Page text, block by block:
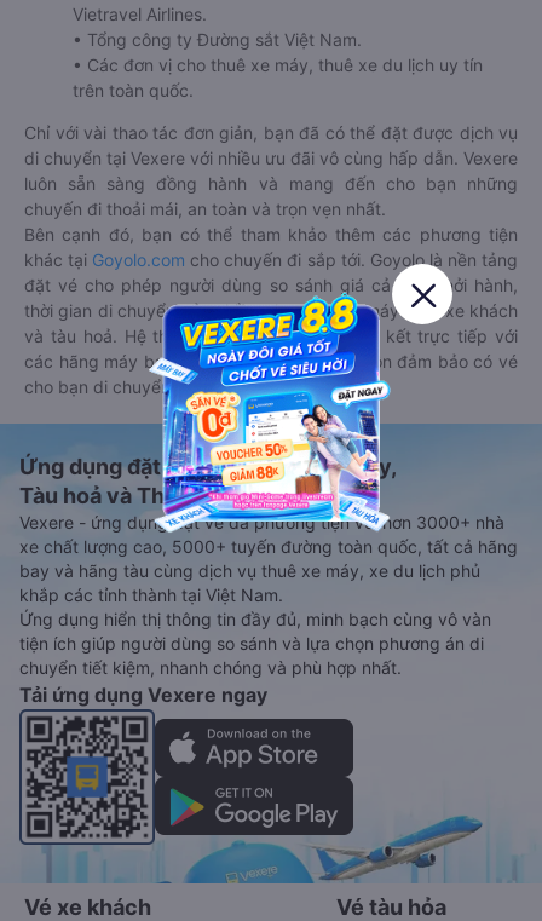
Vietravel Airlines.
• Tổng công ty Đường sắt Việt Nam.
• Các đơn vị cho thuê xe máy, thuê xe du lịch uy tín
trên toàn quốc.
Chỉ với vài thao tác đơn giản, bạn đã có thể đặt được dịch vụ
di chuyển tại Vexere với nhiều ưu đãi vô cùng hấp dẫn. Vexere
luôn sẵn sàng đồng hành và mang đến cho bạn những
chuyến đi thoải mái, an toàn và trọn vẹn nhất.
Bên cạnh đó, bạn có thể tham khảo thêm các phương tiện
khác tại Goyolo.com cho chuyến đi sắp tới. Goyolo là nền tảng
đặt vé cho phép người dùng so sánh giá cả, giờ khởi hành,
thời gian di chuyển của nhiều phương tiện máy bay, xe khách
và tàu hoả. Hệ thống của Goyolo được liên kết trực tiếp với
các hãng máy bay, xe khách và tàu hoả, luôn đảm bảo có vé
cho bạn di chuyển.
Ứng dụng đặt vé Xe khách, Máy bay,
Tàu hoả và Thuê xe
Vexere - ứng dụng đặt vé đa phương tiện với hơn 3000+ nhà
xe chất lượng cao, 5000+ tuyến đường toàn quốc, tất cả hãng
bay và hãng tàu cùng dịch vụ thuê xe máy, xe du lịch phủ
khắp các tỉnh thành tại Việt Nam.
Ứng dụng hiển thị thông tin đầy đủ, minh bạch cùng vô vàn
tiện ích giúp người dùng so sánh và lựa chọn phương án di
chuyển tiết kiệm, nhanh chóng và phù hợp nhất.
Tải ứng dụng Vexere ngay
Vé xe khách Vé tàu hỏa